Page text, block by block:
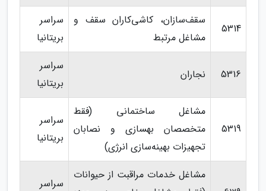
5314
سقف‌سازان، کاشی‌کاران سقف و
مشاغل مرتبط
سراسر
بریتانیا
5316 نجاران
سراسر
بریتانیا
5319
مشاغل ساختمانی (فقط
متخصصان بهسازی و نصابان
تجهیزات بهینه‌سازی انرژی)
سراسر
بریتانیا
مشاغل خدمات مراقبت از حیوانات
سراسر